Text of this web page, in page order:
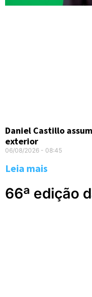
Daniel Castillo
exterior
06/08/2026 08:45
Leia mais
66ª edição